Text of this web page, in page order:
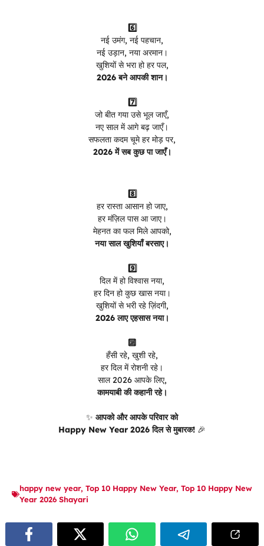
6️⃣
नई उमंग, नई पहचान,
नई उड़ान, नया अरमान।
खुशियों से भरा हो हर पल,
2026 बने आपकी शान।
7️⃣
जो बीत गया उसे भूल जाएँ,
नए साल में आगे बढ़ जाएँ।
सफलता कदम चूमे हर मोड़ पर,
2026 में सब कुछ पा जाएँ।
8️⃣
हर रास्ता आसान हो जाए,
हर मंज़िल पास आ जाए।
मेहनत का फल मिले आपको,
नया साल खुशियाँ बरसाए।
9️⃣
दिल में हो विश्वास नया,
हर दिन हो कुछ खास नया।
खुशियों से भरी रहे ज़िंदगी,
2026 लाए एहसास नया।
🔟
हँसी रहे, खुशी रहे,
हर दिल में रोशनी रहे।
साल 2026 आपके लिए,
कामयाबी की कहानी रहे।
✨ आपको और आपके परिवार को
Happy New Year 2026 दिल से मुबारक! 🎉
happy new year, Top 10 Happy New Year, Top 10 Happy New
Year 2026 Shayari